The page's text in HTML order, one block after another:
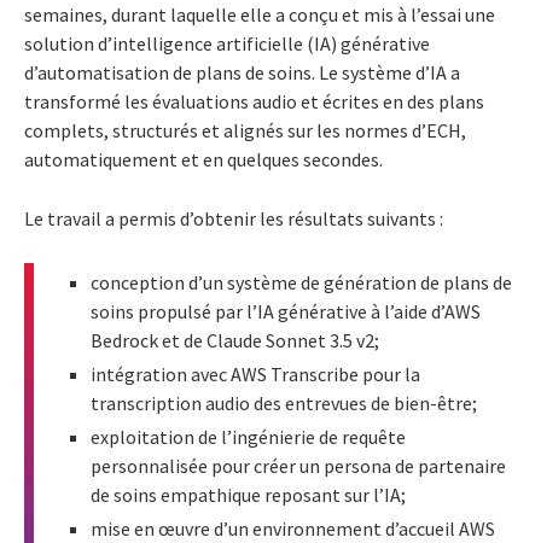
semaines, durant laquelle elle a conçu et mis à l’essai une
solution d’intelligence artificielle (IA) générative
d’automatisation de plans de soins. Le système d’IA a
transformé les évaluations audio et écrites en des plans
complets, structurés et alignés sur les normes d’ECH,
automatiquement et en quelques secondes.
Le travail a permis d’obtenir les résultats suivants :
conception d’un système de génération de plans de
soins propulsé par l’IA générative à l’aide d’AWS
Bedrock et de Claude Sonnet 3.5 v2;
intégration avec AWS Transcribe pour la
transcription audio des entrevues de bien-être;
exploitation de l’ingénierie de requête
personnalisée pour créer un persona de partenaire
de soins empathique reposant sur l’IA;
mise en œuvre d’un environnement d’accueil AWS